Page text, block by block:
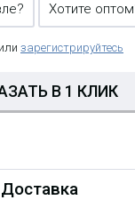
Хотите
зарегистрируйтесь
В 1 КЛИК
Доставка